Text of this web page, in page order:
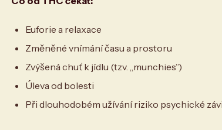
Euforie a relaxace
Změněné vnímání času a prostoru
Zvýšená chuť k jídlu (tzv. „munchies”)
Úleva od bolesti
Při dlouhodobém užívání riziko psychické